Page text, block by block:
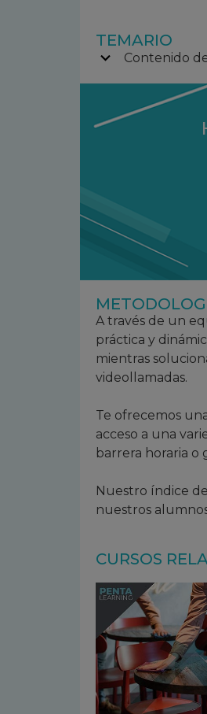
TEMARIO
Contenido
A través de un
práctica y
mientras
videollamadas.
Te ofrecemos
acceso a una
barrera horaria o
Nuestro índice
nuestros
CURSOS